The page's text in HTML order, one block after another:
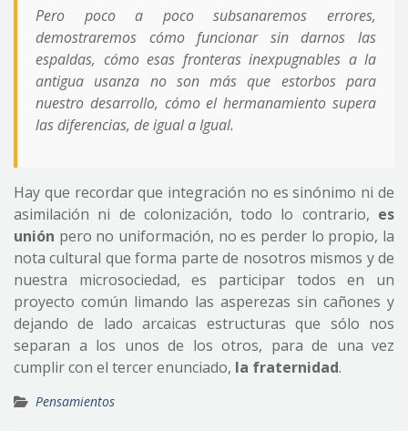
Pero poco a poco subsanaremos errores,
demostraremos cómo funcionar sin darnos las
espaldas, cómo esas fronteras inexpugnables a la
antigua usanza no son más que estorbos para
nuestro desarrollo, cómo el hermanamiento supera
las diferencias, de igual a Igual.
Hay que recordar que integración no es sinónimo ni de
asimilación ni de colonización, todo lo contrario, es
unión pero no uniformación, no es perder lo propio, la
nota cultural que forma parte de nosotros mismos y de
nuestra microsociedad, es participar todos en un
proyecto común limando las asperezas sin cañones y
dejando de lado arcaicas estructuras que sólo nos
separan a los unos de los otros, para de una vez
cumplir con el tercer enunciado, la fraternidad.
Pensamientos